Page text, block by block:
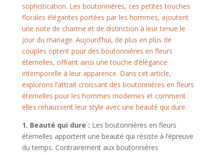
sophistication. Les boutonnières, ces petites touches
florales élégantes portées par les hommes, ajoutent
une note de charme et de distinction à leur tenue le
jour du mariage. Aujourd’hui, de plus en plus de
couples optent pour des boutonnières en fleurs
éternelles, offrant ainsi une touche d’élégance
intemporelle à leur apparence. Dans cet article,
explorons l’attrait croissant des boutonnières en fleurs
éternelles pour les hommes modernes et comment
elles rehaussent leur style avec une beauté qui dure.
1. Beauté qui dure : Les boutonnières en fleurs
éternelles apportent une beauté qui résiste à l’épreuve
du temps. Contrairement aux boutonnières